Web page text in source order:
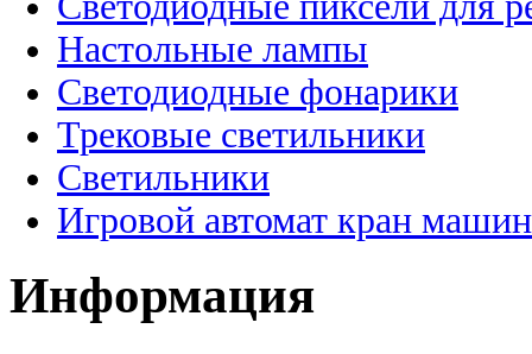
Настольные лампы
Светодиодные фонарики
Трековые светильники
Светильники
Игровой автомат кран
Информация